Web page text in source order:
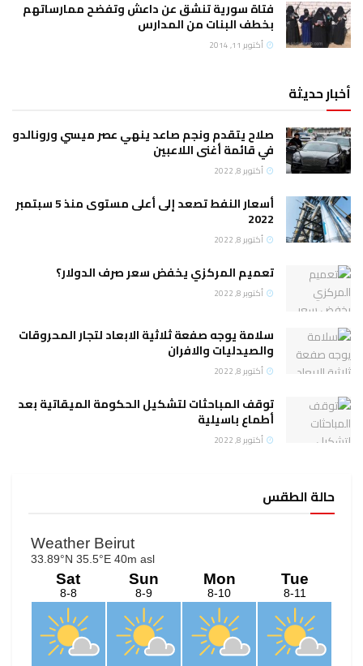
فتاة سورية تنشق عن داعش وتفضح ممارساتهم
بخطف البنات من المدارس
أكتوبر 11, 2014
أخبار حديثة
صلاح يتقدم ونجم صاعد ينهي عصر ميسي ورونالدو
في قائمة أغنى اللاعبين
أكتوبر 8, 2022
أسعار النفط تصعد إلى أعلى مستوى منذ 5 سبتمبر
2022
أكتوبر 8, 2022
تعميم المركزي يخفض سعر صرف الدولار؟
أكتوبر 8, 2022
سلامة يوجه صفعة ثلاثية الابعاد لتجار المحروقات
والصيدليات والافران
أكتوبر 8, 2022
توقف المباحثات لتشكيل الحكومة الميقاتية بعد
أطماع باسيلية
أكتوبر 8, 2022
حالة الطقس